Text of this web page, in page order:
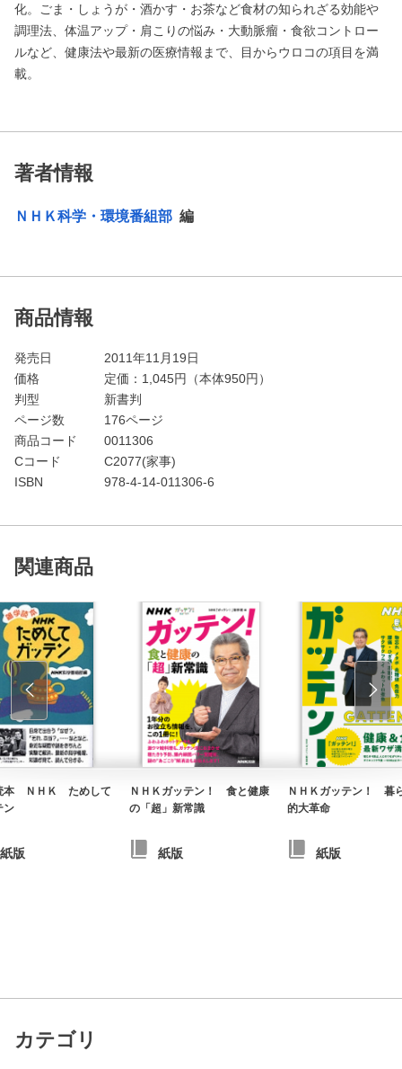
化。ごま・しょうが・酒かす・お茶など食材の知られざる効能や
調理法、体温アップ・肩こりの悩み・大動脈瘤・食欲コントロー
ルなど、健康法や最新の医療情報まで、目からウロコの項目を満
載。
著者情報
ＮＨＫ科学・環境番組部 編
商品情報
発売日
2011年11月19日
価格
定価： 1,045円（本体950円）
判型
新書判
ページ数
176ページ
商品コード
0011306
Cコード
C2077(家事)
ISBN
978-4-14-011306-6
関連商品
本 ＮＨＫ ためして
ン
紙版
ＮＨＫガッテン！ 食と健康
の「超」新常識
紙版
ＮＨＫガッテン！ 暮
的大革命
紙版
カテゴリ